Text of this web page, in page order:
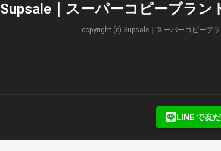
Supsale｜スーパーコピーブラン
copyright (c) Supsale｜スーパーコピーブ
LINE で友